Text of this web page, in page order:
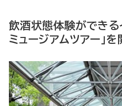
飲酒状態体験ができる
ミュージアムツアー」を